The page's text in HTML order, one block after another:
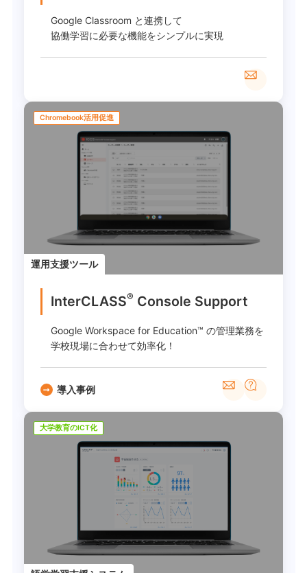
Google Classroom と連携して
協働学習に必要な機能をシンプルに実現
Chromebook活用促進
運用支援ツール
InterCLASS® ︎ Console Support
Google Workspace for Education™ の管理業務を
学校現場に合わせて効率化！
導入事例
大学教育のICT化